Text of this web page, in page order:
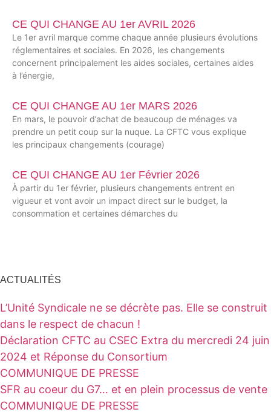
CE QUI CHANGE AU 1er AVRIL 2026
Le 1er avril marque comme chaque année plusieurs évolutions
réglementaires et sociales. En 2026, les changements
concernent principalement les aides sociales, certaines aides
à l’énergie,
CE QUI CHANGE AU 1er MARS 2026
En mars, le pouvoir d’achat de beaucoup de ménages va
prendre un petit coup sur la nuque. La CFTC vous explique
les principaux changements (courage)
CE QUI CHANGE AU 1er Février 2026
À partir du 1er février, plusieurs changements entrent en
vigueur et vont avoir un impact direct sur le budget, la
consommation et certaines démarches du
ACTUALITÉS
L’Unité Syndicale ne se décrète pas. Elle se construit
dans le respect de chacun !
Déclaration CFTC au CSEC Extra du mercredi 24 juin
2024 et Réponse du Consortium
COMMUNIQUE DE PRESSE
SFR au coeur du G7… et en plein processus de vente
COMMUNIQUE DE PRESSE